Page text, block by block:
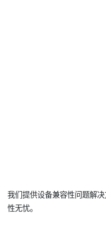
我们提供设备兼容性问题解
性无忧。